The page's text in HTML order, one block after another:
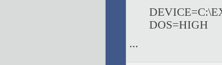
DOS=HIGH
...